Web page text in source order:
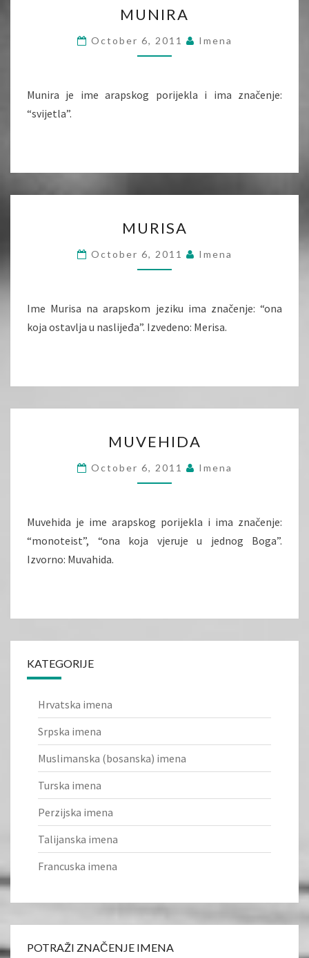
MUNIRA
October 6, 2011 Imena
Munira je ime arapskog porijekla i ima značenje:
“svijetla”.
MURISA
October 6, 2011 Imena
Ime Murisa na arapskom jeziku ima značenje: “ona
koja ostavlja u naslijeđa”. Izvedeno: Merisa.
MUVEHIDA
October 6, 2011 Imena
Muvehida je ime arapskog porijekla i ima značenje:
“monoteist”, “ona koja vjeruje u jednog Boga”.
Izvorno: Muvahida.
KATEGORIJE
Hrvatska imena
Srpska imena
Muslimanska (bosanska) imena
Turska imena
Perzijska imena
Talijanska imena
Francuska imena
POTRAŽI ZNAČENJE IMENA